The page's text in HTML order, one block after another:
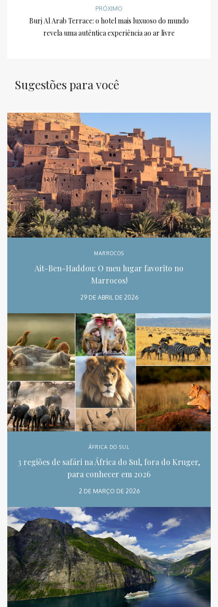
PRÓXIMO
Burj Al Arab Terrace: o hotel mais luxuoso do mundo
revela uma autêntica experiência ao ar livre
Sugestões para você
MARROCOS
Ait-Ben-Haddou: O meu lugar favorito no
Marrocos!
29 DE ABRIL DE 2026
ÁFRICA DO SUL
3 regiões de safári na África do Sul, fora do Kruger,
para conhecer em 2026
2 DE MARÇO DE 2026